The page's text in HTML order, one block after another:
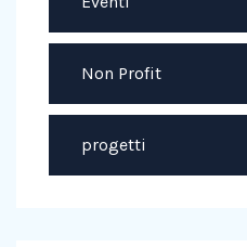
Non Profit
progetti